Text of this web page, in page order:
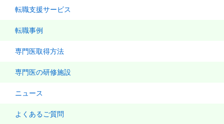
転職支援サービス
転職事例
専門医取得方法
専門医の研修施設
ニュース
よくあるご質問